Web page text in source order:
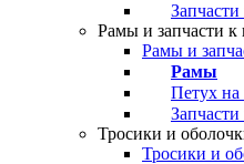
Рамы и запчасти
Рамы и
Рамы
Петух на
Тросики и
Тросики и